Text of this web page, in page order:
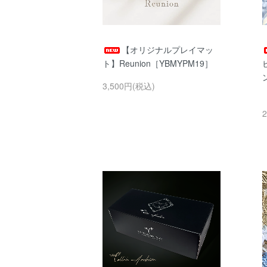
【オリジナルプレイマッ
ト】Reunion［YBMYPM19］
3,500円(税込)